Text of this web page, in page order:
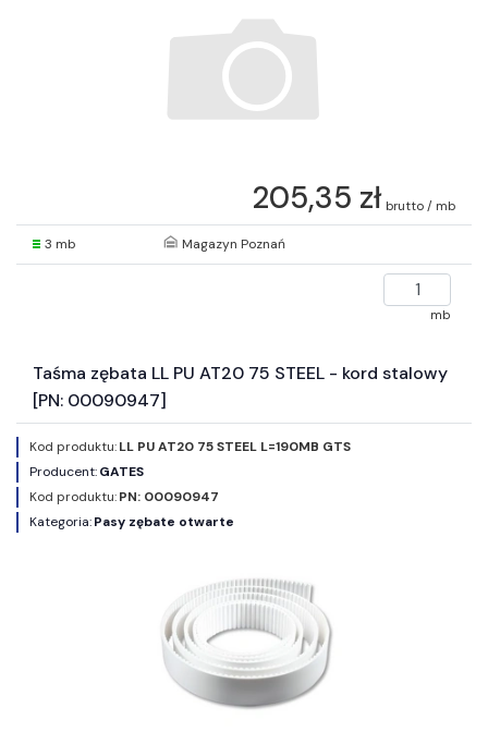
205,35 zł brutto / mb
3 mb Magazyn Poznań
mb
Taśma zębata LL PU AT20 75 STEEL - kord stalowy
[PN: 00090947]
Kod produktu:LL PU AT20 75 STEEL L=190MB GTS
Producent:GATES
Kod produktu:PN: 00090947
Kategoria:Pasy zębate otwarte